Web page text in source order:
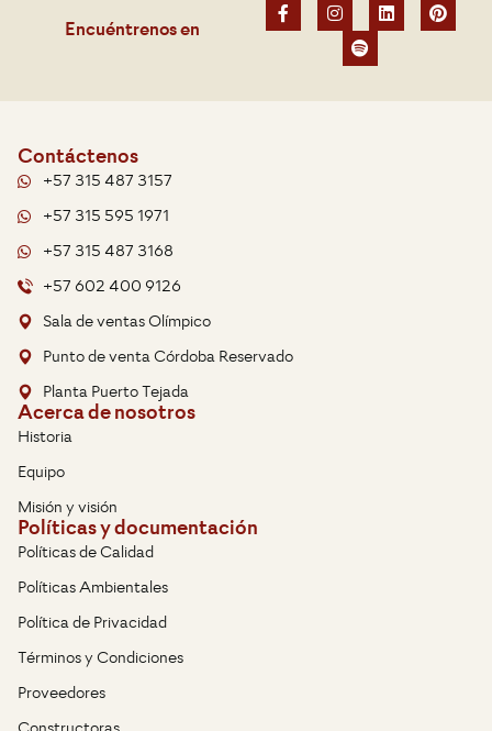
Encuéntrenos en
Contáctenos
+57 315 487 3157
+57 315 595 1971
+57 315 487 3168
+57 602 400 9126
Sala de ventas Olímpico
Punto de venta Córdoba Reservado
Planta Puerto Tejada
Acerca de nosotros
Historia
Equipo
Misión y visión
Políticas y documentación
Políticas de Calidad
Políticas Ambientales
Política de Privacidad
Términos y Condiciones
Proveedores